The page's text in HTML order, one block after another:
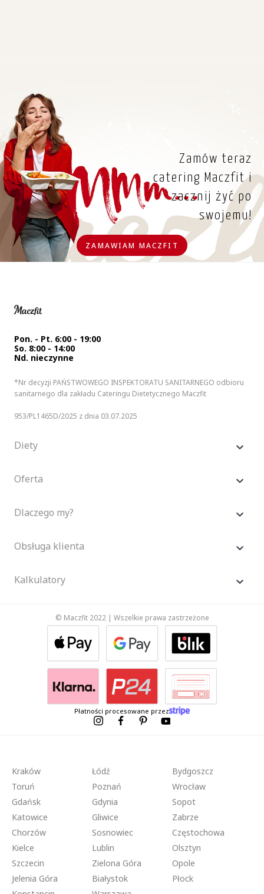
Zamów teraz
catering Maczfit i
zacznij żyć po
swojemu!
ZAMAWIAM MACZFIT
Pon. - Pt. 6:00 - 19:00
So. 8:00 - 14:00
Nd. nieczynne
*Nr decyzji PAŃSTWOWEGO INSPEKTORATU SANITARNEGO odbioru
sanitarnego dla zakładu Cateringu Dietetycznego Maczfit
953/PL1465D/2025 z dnia 03.07.2025
Diety
Oferta
Dlaczego my?
Obsługa klienta
Kalkulatory
© Maczfit 2022 | Wszelkie prawa zastrzeżone
Płatności procesowane przez
Kraków Łódź
Bydgoszcz
Toruń
Poznań
Wrocław
Gdańsk
Gdynia
Sopot
Katowice
Gliwice
Zabrze
Chorzów
Sosnowiec
Częstochowa
Kielce
Lublin
Olsztyn
Szczecin
Zielona Góra
Opole
Jelenia Góra
Białystok
Płock